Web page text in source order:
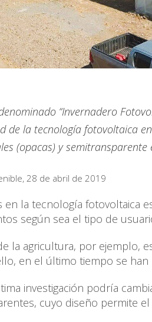
“Invernadero
de la tecnología fotovoltaica
(opacas) y
28 de abril de 2019
en la tecnología fotovoltaica
según sea el tipo de
la agricultura, por ejemplo,
en el último tiempo se
investigación podría
cuyo diseño permite